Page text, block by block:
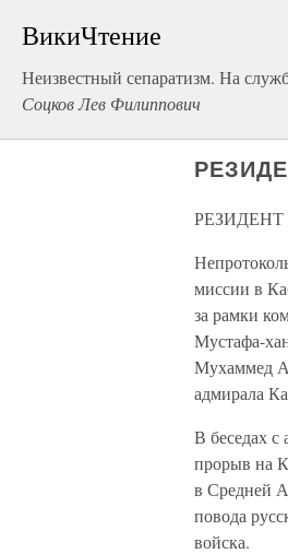
ВикиЧтение
Неизвестный сепаратизм. На
Соцков Лев Филиппович
РЕЗИДЕНТ
миссии в
за рамки
Мустафа-
Мухаммед
адмирала
В беседах
прорыв на
в Средней
повода
войска.